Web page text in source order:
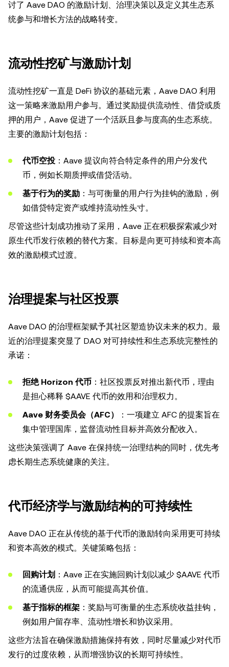
讨了 Aave DAO 的激励计划、治理决策以及定义其生态系
统参与和增长方法的战略转变。
流动性挖矿与激励计划
流动性挖矿一直是 DeFi 协议的基础元素，Aave DAO 利用
这一策略来激励用户参与。通过奖励提供流动性、借贷或质
押的用户，Aave 促进了一个活跃且参与度高的生态系统。
主要的激励计划包括：
代币空投 ：Aave 提议向符合特定条件的用户分发代
币，例如长期质押或借贷活动。
基于行为的奖励 ：与可衡量的用户行为挂钩的激励，例
如借贷特定资产或维持流动性头寸。
尽管这些计划成功推动了采用，Aave 正在积极探索减少对
原生代币发行依赖的替代方案。目标是向更可持续和资本高
效的激励模式过渡。
治理提案与社区投票
Aave DAO 的治理框架赋予其社区塑造协议未来的权力。最
近的治理提案突显了 DAO 对可持续性和生态系统完整性的
承诺：
拒绝 Horizon 代币 ：社区投票反对推出新代币，理由
是担心稀释 $AAVE 代币的效用和治理权力。
Aave 财务委员会（AFC）
：一项建立 AFC 的提案旨在
集中管理国库，监督流动性目标并高效分配收入。
这些决策强调了 Aave 在保持统一治理结构的同时，优先考
虑长期生态系统健康的关注。
代币经济学与激励结构的可持续性
Aave DAO 正在从传统的基于代币的激励转向采用更可持续
和资本高效的模式。关键策略包括：
回购计划 ：Aave 正在实施回购计划以减少 $AAVE 代币
的流通供应，从而可能提高其价值。
基于指标的框架 ：奖励与可衡量的生态系统收益挂钩，
例如用户留存率、流动性增长和协议采用。
这些方法旨在确保激励措施保持有效，同时尽量减少对代币
发行的过度依赖，从而增强协议的长期可持续性。